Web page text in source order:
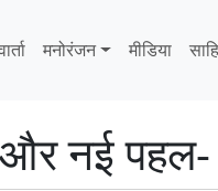
मनोरंजन मीडिया
नई पहल-